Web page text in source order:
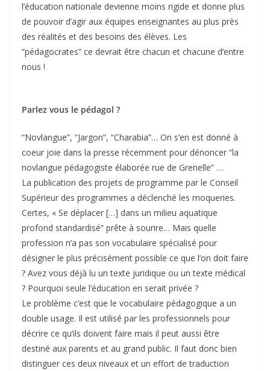
l’éducation nationale devienne moins rigide et donne plus
de pouvoir d’agir aux équipes enseignantes au plus près
des réalités et des besoins des élèves. Les
“pédagocrates” ce devrait être chacun et chacune d’entre
nous !
Parlez vous le pédagol ?
“Novlangue”, “Jargon”, “Charabia”… On s’en est donné à
coeur joie dans la presse récemment pour dénoncer “la
novlangue pédagogiste élaborée rue de Grenelle” …
La publication des projets de programme par le Conseil
Supérieur des programmes a déclenché les moqueries.
Certes, « Se déplacer […] dans un milieu aquatique
profond standardisé” prête à sourire… Mais quelle
profession n’a pas son vocabulaire spécialisé pour
désigner le plus précisément possible ce que l’on doit faire
? Avez vous déjà lu un texte juridique ou un texte médical
? Pourquoi seule l’éducation en serait privée ?
Le problème c’est que le vocabulaire pédagogique a un
double usage. Il est utilisé par les professionnels pour
décrire ce qu’ils doivent faire mais il peut aussi être
destiné aux parents et au grand public. Il faut donc bien
distinguer ces deux niveaux et un effort de traduction